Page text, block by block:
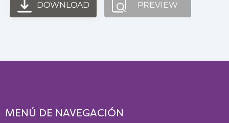
DOWNLOAD PREVIEW
MENÚ DE NAVEGACIÓN